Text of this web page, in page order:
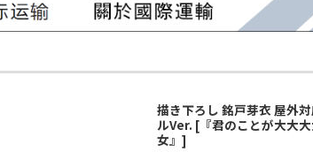
描き下ろし 銘戸芽衣 屋外
ルVer. [『君のことが大大
女』]